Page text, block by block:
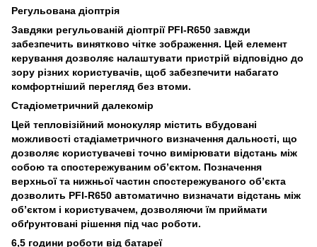
Регульована діоптрія
Завдяки регульованій діоптрії PFI-R650 завжди
забезпечить винятково чітке зображення. Цей елемент
керування дозволяє налаштувати пристрій відповідно до
зору різних користувачів, щоб забезпечити набагато
комфортніший перегляд без втоми.
Стадіометричний далекомір
Цей тепловізійний монокуляр містить вбудовані
можливості стадіаметричного визначення дальності, що
дозволяє користувачеві точно вимірювати відстань між
собою та спостережуваним об’єктом. Позначення
верхньої та нижньої частин спостережуваного об’єкта
дозволить PFI-R650 автоматично визначати відстань між
об’єктом і користувачем, дозволяючи їм приймати
обґрунтовані рішення під час роботи.
6,5 години роботи від батареї